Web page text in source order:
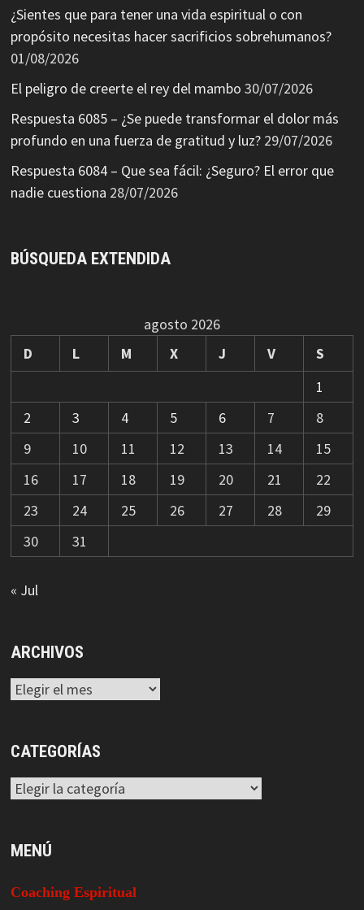
¿Sientes que para tener una vida espiritual o con
propósito necesitas hacer sacrificios sobrehumanos?
01/08/2026
El peligro de creerte el rey del mambo 30/07/2026
Respuesta 6085 – ¿Se puede transformar el dolor más
profundo en una fuerza de gratitud y luz? 29/07/2026
Respuesta 6084 – Que sea fácil: ¿Seguro? El error que
nadie cuestiona 28/07/2026
BÚSQUEDA EXTENDIDA
agosto 2026
D
L M X J V
S
1
2
3 4 5 6 7
8
9
10 11 12 13 14
15
16
17 18 19 20 21
22
23
24 25 26 27 28
29
30
31
« Jul
ARCHIVOS
Archivos
CATEGORÍAS
Categorías
MENÚ
Coaching Espiritual